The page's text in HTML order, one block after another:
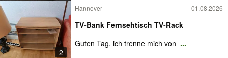
2
Hannover 01.08.2026
TV-Bank Fernsehtisch TV-Rack
Guten Tag, ich trenne mich von ...